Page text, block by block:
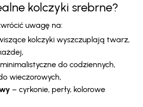
kolczyki srebrne?
uwagę na:
kolczyki wyszczuplają twarz,
do codziennych,
wieczorowych,
– cyrkonie, perły, kolorowe